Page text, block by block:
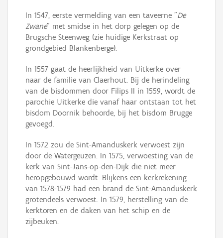
In 1547, eerste vermelding van een taveerne "De
Zwane" met smidse in het dorp gelegen op de
Brugsche Steenweg (zie huidige Kerkstraat op
grondgebied Blankenberge).
In 1557 gaat de heerlijkheid van Uitkerke over
naar de familie van Claerhout. Bij de herindeling
van de bisdommen door Filips II in 1559, wordt de
parochie Uitkerke die vanaf haar ontstaan tot het
bisdom Doornik behoorde, bij het bisdom Brugge
gevoegd.
In 1572 zou de Sint-Amanduskerk verwoest zijn
door de Watergeuzen. In 1575, verwoesting van de
kerk van Sint-Jans-op-den-Dijk die niet meer
heropgebouwd wordt. Blijkens een kerkrekening
van 1578-1579 had een brand de Sint-Amanduskerk
grotendeels verwoest. In 1579, herstelling van de
kerktoren en de daken van het schip en de
zijbeuken.